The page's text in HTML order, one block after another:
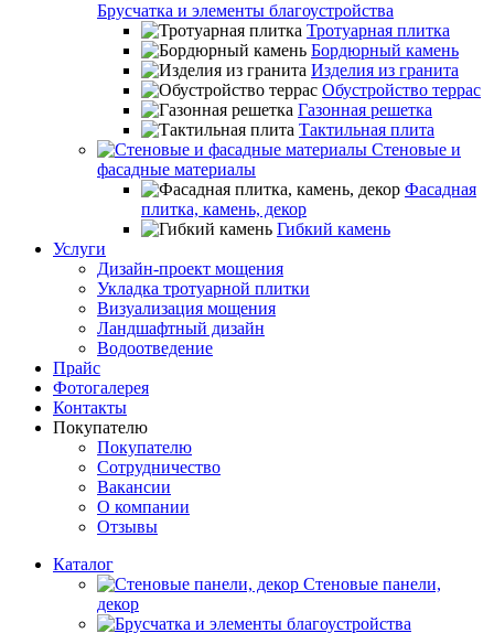
Брусчатка и элементы благоустройства
Тротуарная плитка
Бордюрный камень
Изделия из гранита
Обустройство террас
Газонная решетка
Тактильная плита
Стеновые и
фасадные материалы
Фасадная
плитка, камень, декор
Гибкий камень
Услуги
Дизайн-проект мощения
Укладка тротуарной плитки
Визуализация мощения
Ландшафтный дизайн
Водоотведение
Прайс
Фотогалерея
Контакты
Покупателю
Покупателю
Сотрудничество
Вакансии
О компании
Отзывы
Каталог
Стеновые панели,
декор